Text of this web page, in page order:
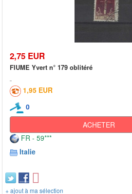
2,75 EUR
FIUME Yvert n° 179 oblitéré
1,95 EUR
0
ACHETER
FR - 59***
Italie
+ ajout à ma sélection